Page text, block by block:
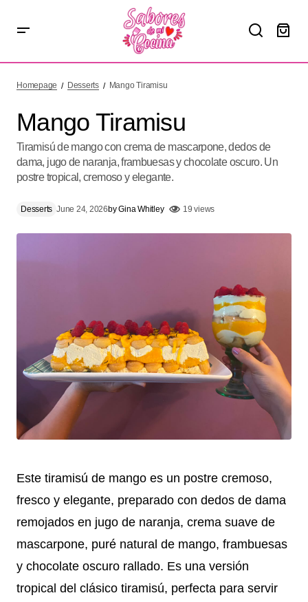
Homepage Desserts Mango Tiramisu
Mango Tiramisu
Tiramisú de mango con crema de mascarpone, dedos de
dama, jugo de naranja, frambuesas y chocolate oscuro. Un
postre tropical, cremoso y elegante.
Desserts June 24, 2026byGina Whitley 19 views
Este tiramisú de mango es un postre cremoso,
fresco y elegante, preparado con dedos de dama
remojados en jugo de naranja, crema suave de
mascarpone, puré natural de mango, frambuesas
y chocolate oscuro rallado. Es una versión
tropical del clásico tiramisú, perfecta para servir